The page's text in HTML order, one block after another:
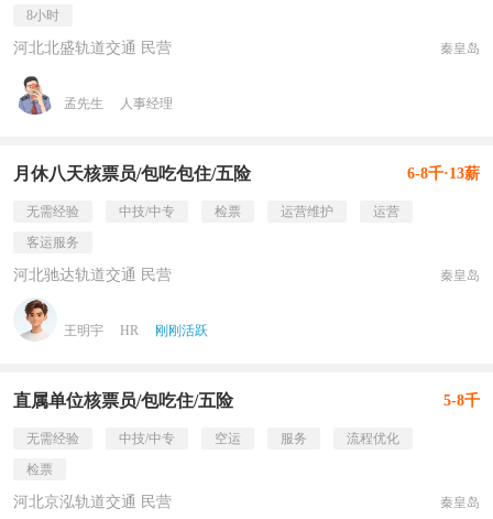
8小时
河北北盛轨道交通 民营 秦皇岛
孟先生 人事经理
月休八天核票员/包吃包住/五险 6-8千·13薪
无需经验 中技/中专 检票 运营维护
运营
客运服务
河北驰达轨道交通 民营 秦皇岛
王明宇 HR 刚刚活跃
直属单位核票员/包吃住/五险 5-8千
无需经验 中技/中专 空运 服务
流程优化
检票
河北京泓轨道交通 民营 秦皇岛